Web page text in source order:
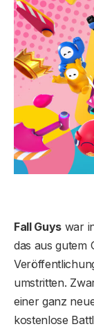
Fall Guys war
das aus gutem
umstritten.
einer ganz
kostenlose